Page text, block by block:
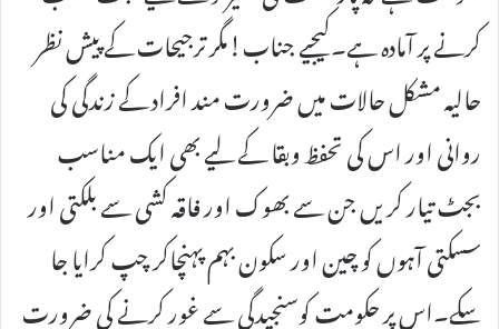
کرنے پر آمادہ ہے۔کیجیے جناب!مگر ترجیحات کے پیش نظر
حالیہ مشکل حالات میں ضرورت مند افراد کے زندگی کی
روانی اور اس کی تحفظ وبقا کے لیے بھی ایک مناسب
بجٹ تیار کریں جن سے بھوک اور فاقہ کشی سے بلکتی اور
سسکتی آہوں کو چین اور سکون بہم پہنچاکر چپ کرایا جا
سکے۔اس پر حکومت کوسنجیدگی سے غور کرنے کی ضرورت